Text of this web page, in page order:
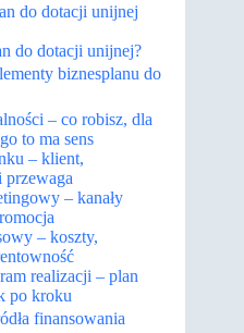
do dotacji unijnej
do dotacji unijnej?
biznesplanu do
– co robisz, dla
to ma sens
– klient,
przewaga
– kanały
– koszty,
realizacji – plan
po kroku
finansowania